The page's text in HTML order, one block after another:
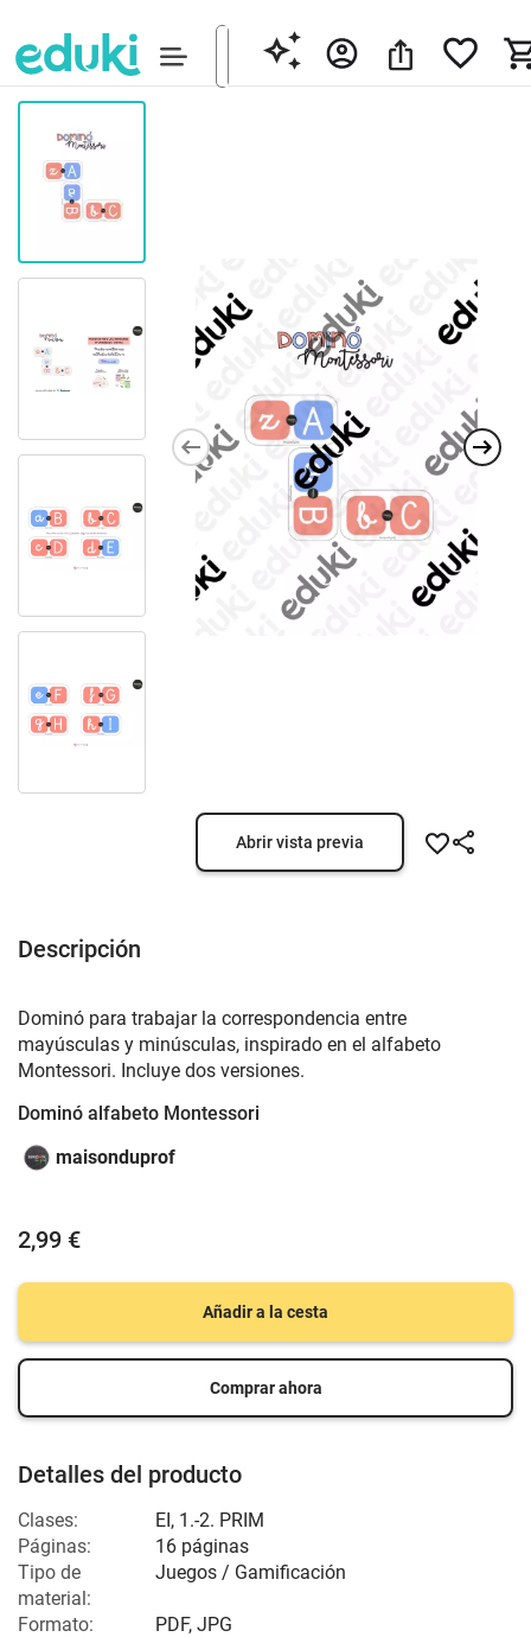
Abrir vista previa
Descripción
Dominó para trabajar la correspondencia entre
mayúsculas y minúsculas, inspirado en el alfabeto
Montessori. Incluye dos versiones.
Dominó alfabeto Montessori
maisonduprof
2,99 €
Añadir a la cesta
Comprar ahora
Detalles del producto
Clases: EI, 1.-2. PRIM
Páginas:
16 páginas
Tipo de
material:
Juegos / Gamificación
Formato: PDF, JPG